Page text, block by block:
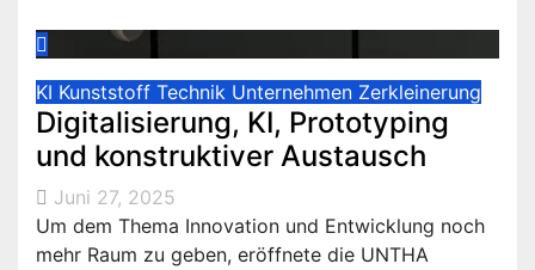
KI Kunststoff Technik Unternehmen Zerkleinerung
Digitalisierung, KI, Prototyping
und konstruktiver Austausch
Juni 27, 2025
Um dem Thema Innovation und Entwicklung noch
mehr Raum zu geben, eröffnete die UNTHA